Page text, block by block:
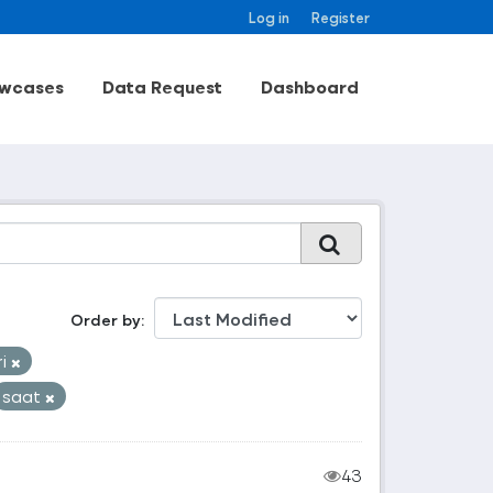
Log in Register
Data Request Dashboard
Order by
saat
43